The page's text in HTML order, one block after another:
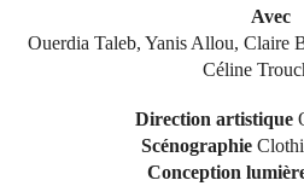
Avec
Ouerdia Taleb, Yanis Allou, Claire
Céline
Direction artistique
Scénographie
Conception